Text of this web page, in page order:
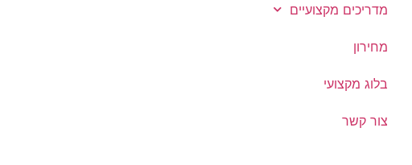
מדריכים מקצועיים
מחירון
בלוג מקצועי
צור קשר